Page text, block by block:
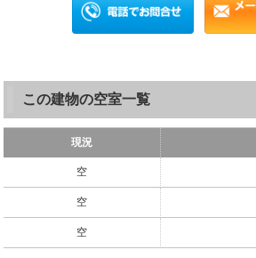
この建物の空室一覧
現況
空
空
空